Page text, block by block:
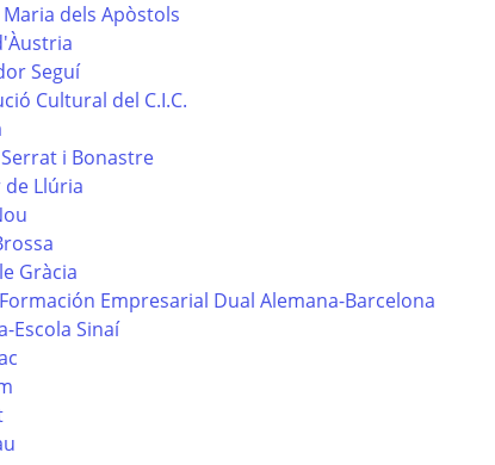
dels Apòstols
Seguí
Cultural del C.I.C.
Serrat i Bonastre
de Llúria
Gràcia
Formación Empresarial Dual Alemana-Barcelona
Escola Sinaí